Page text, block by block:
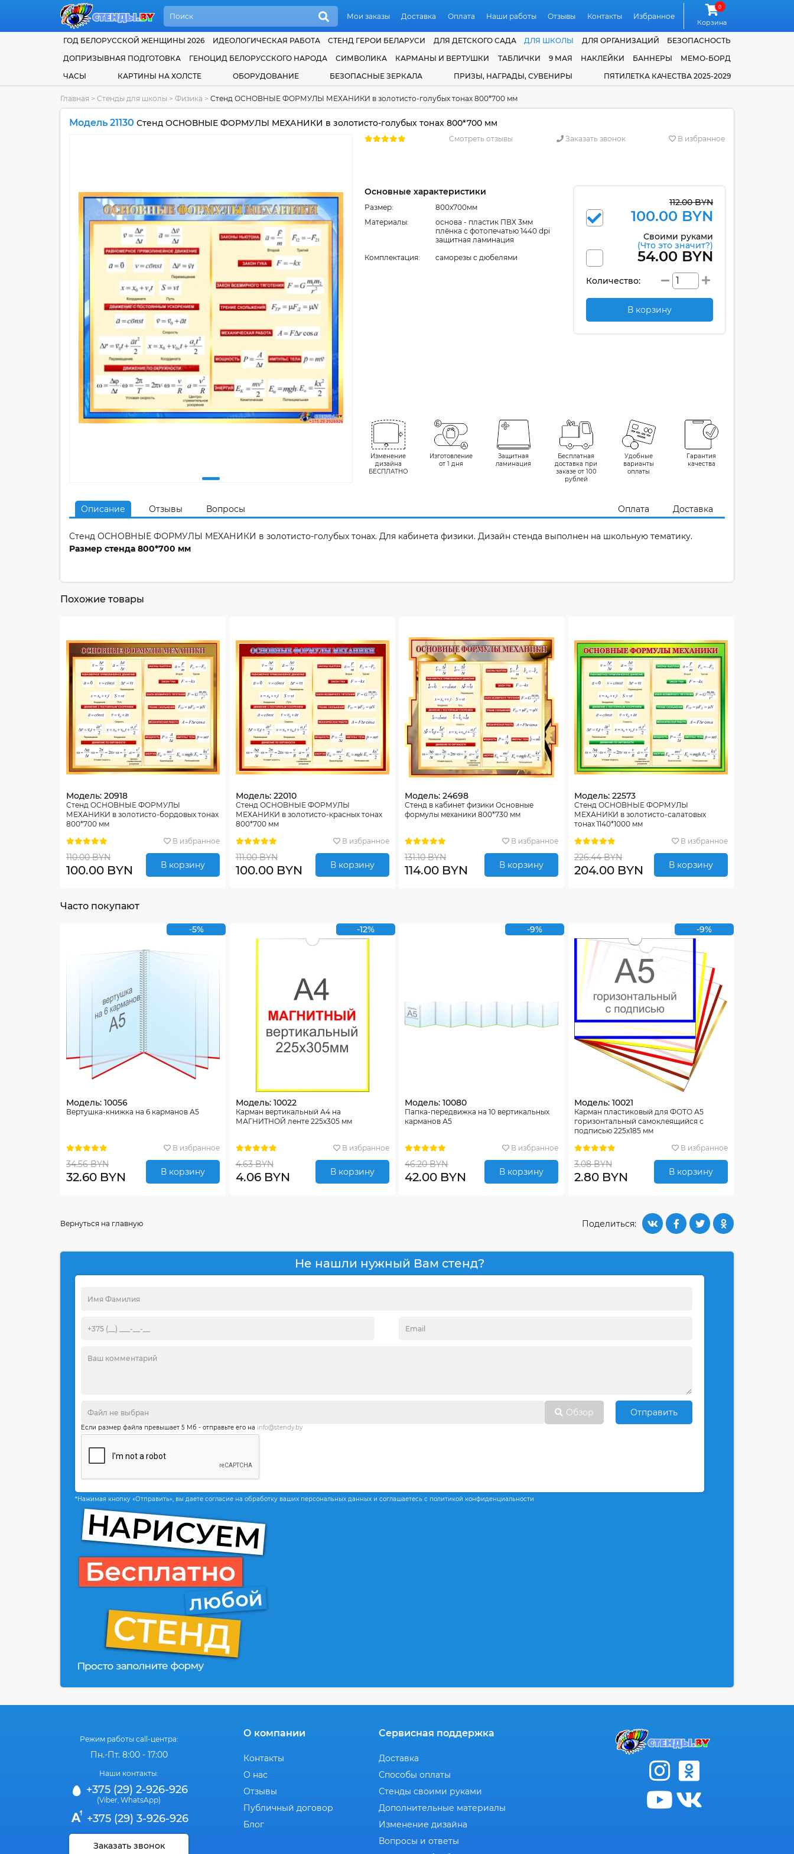
Мои заказы Доставка Оплата Наши работы Отзывы Контакты Избранное
0
Корзина
ГОД БЕЛОРУССКОЙ ЖЕНЩИНЫ 2026 ИДЕОЛОГИЧЕСКАЯ РАБОТА СТЕНД ГЕРОИ БЕЛАРУСИ ДЛЯ ДЕТСКОГО САДА ДЛЯ ШКОЛЫ ДЛЯ ОРГАНИЗАЦИЙ
БЕЗОПАСНОСТЬ
ДОПРИЗЫВНАЯ ПОДГОТОВКА
ГЕНОЦИД БЕЛОРУССКОГО НАРОДА СИМВОЛИКА КАРМАНЫ И ВЕРТУШКИ ТАБЛИЧКИ 9 МАЯ НАКЛЕЙКИ БАННЕРЫ
МЕМО-БОРД
ЧАСЫ
КАРТИНЫ НА ХОЛСТЕ ОБОРУДОВАНИЕ БЕЗОПАСНЫЕ ЗЕРКАЛА ПРИЗЫ, НАГРАДЫ, СУВЕНИРЫ ПЯТИЛЕТКА КАЧЕСТВА 2025-2029
Главная > Стенды для школы > Физика > Стенд ОСНОВНЫЕ ФОРМУЛЫ МЕХАНИКИ в золотисто-голубых тонах 800*700 мм
Модель 21130 Стенд ОСНОВНЫЕ ФОРМУЛЫ МЕХАНИКИ в золотисто-голубых тонах 800*700 мм
Смотреть отзывы Заказать звонок В избранное
Основные характеристики
Размер:
800x700мм
Материалы:
основа - пластик ПВХ 3мм
плёнка с фотопечатью 1440 dpi
защитная ламинация
Комплектация:
cаморезы с дюбелями
112.00 BYN
100.00 BYN
Своими руками
(Что это значит?)
54.00 BYN
Количество:
В корзину
Изменение
дизайна
БЕСПЛАТНО
Изготовление
от 1 дня
Защитная
ламинация
Бесплатная
доставка при
заказе от 100
рублей
Удобные
варианты
оплаты
Гарантия
качества
Описание Отзывы Вопросы Оплата Доставка
Стенд ОСНОВНЫЕ ФОРМУЛЫ МЕХАНИКИ в золотисто-голубых тонах. Для кабинета физики. Дизайн стенда выполнен на школьную тематику.
Размер стенда 800*700 мм
Похожие товары
Модель: 20918
Стенд ОСНОВНЫЕ ФОРМУЛЫ
МЕХАНИКИ в золотисто-бордовых тонах
800*700 мм
В избранное
110.00 BYN
100.00 BYN В корзину
Модель: 22010
Стенд ОСНОВНЫЕ ФОРМУЛЫ
МЕХАНИКИ в золотисто-красных тонах
800*700 мм
В избранное
111.00 BYN
100.00 BYN В корзину
Модель: 24698
Стенд в кабинет физики Основные
формулы механики 800*730 мм
В избранное
131.10 BYN
114.00 BYN В корзину
Модель: 22573
Стенд ОСНОВНЫЕ ФОРМУЛЫ
МЕХАНИКИ в золотисто-салатовых
тонах 1140*1000 мм
В избранное
226.44 BYN
204.00 BYN В корзину
Часто покупают
-5%
Модель: 10056
Вертушка-книжка на 6 карманов А5
В избранное
34.56 BYN
32.60 BYN В корзину
-12%
Модель: 10022
Карман вертикальный А4 на
МАГНИТНОЙ ленте 225х305 мм
В избранное
4.63 BYN
4.06 BYN В корзину
-9%
Модель: 10080
Папка-передвижка на 10 вертикальных
карманов А5
В избранное
46.20 BYN
42.00 BYN В корзину
-9%
Модель: 10021
Карман пластиковый для ФОТО А5
горизонтальный самоклеящийся с
подписью 225х185 мм
В избранное
3.08 BYN
2.80 BYN В корзину
Поделиться:
Вернуться на главную
Не нашли нужный Вам стенд?
Обзор Отправить
Если размер файла превышает 5 Мб - отправьте его на info@stendy.by
*Нажимая кнопку «Отправить», вы даете согласие на обработку ваших персональных данных и соглашаетесь с политикой конфиденциальности
Режим работы call-центра:
Пн.-Пт. 8:00 - 17:00
Наши контакты:
+375 (29) 2-926-926
(Viber, WhatsApp)
+375 (29) 3-926-926
Заказать звонок
О компании
Контакты
О нас
Отзывы
Публичный договор
Блог
Сервисная поддержка
Доставка
Способы оплаты
Стенды своими руками
Дополнительные материалы
Изменение дизайна
Вопросы и ответы